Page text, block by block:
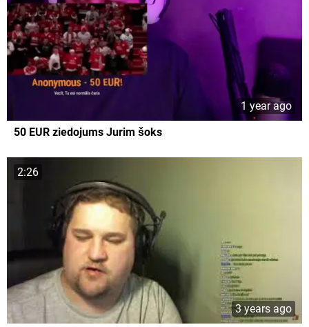
1 year ago
50 EUR ziedojums Jurim šoks
2:26
3 years ago